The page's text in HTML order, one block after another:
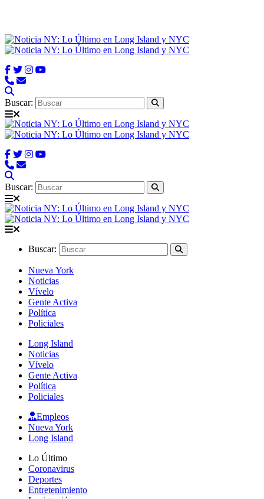
Buscar:
Buscar:
Buscar:
Nueva York
Noticias
Vívelo
Gente Activa
Política
Policiales
Long Island
Noticias
Vívelo
Gente Activa
Política
Policiales
Empleos
Nueva York
Long Island
Lo Último
Coronavirus
Deportes
Entretenimiento